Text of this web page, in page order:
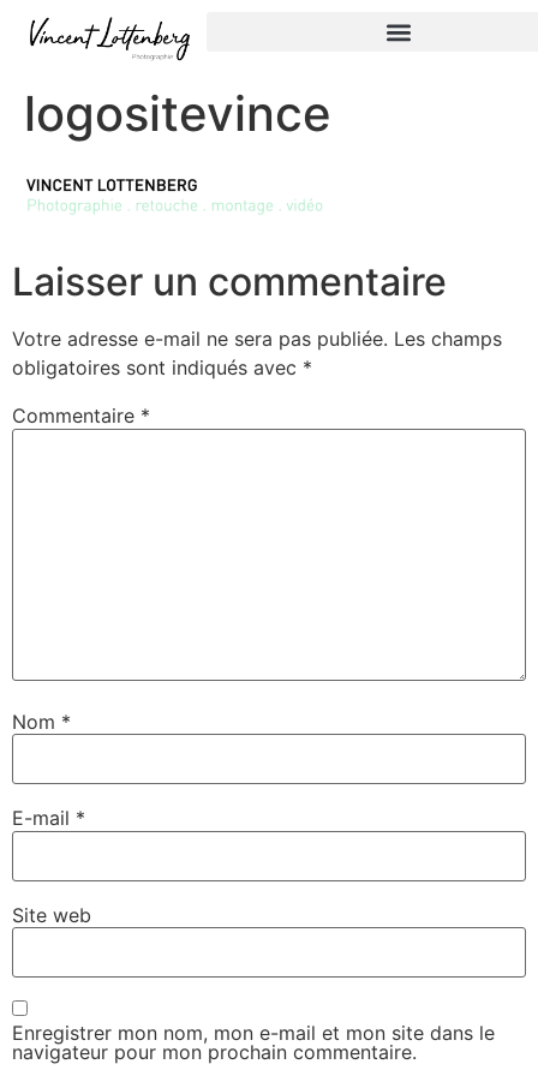
logositevince
Laisser un commentaire
Votre adresse e-mail ne sera pas publiée. Les champs
obligatoires sont indiqués avec *
Commentaire *
Nom *
E-mail *
Site web
Enregistrer mon nom, mon e-mail et mon site dans le
navigateur pour mon prochain commentaire.